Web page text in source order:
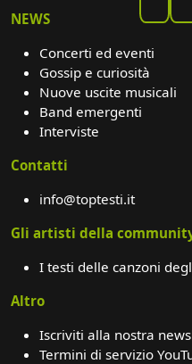
NEWS
Concerti ed eventi
Gossip e curiosità
Nuove uscite musicali
Band emergenti
Interviste
Contatti
info@toptesti.it
Gli artisti della
I testi delle canzoni
Altro
Iscriviti alla nostra
Termini di servizio